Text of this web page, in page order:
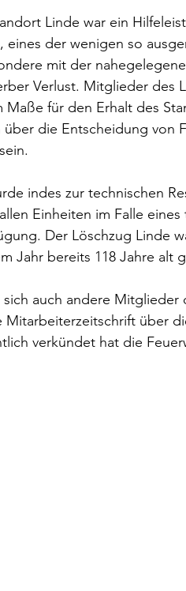
Linde war ein
eines der wenigen so
mit der
Verlust. Mitglieder des
Maße für den Erhalt des
die Entscheidung von
indes zur technischen
Einheiten im Falle
Der Löschzug Linde
Jahr bereits 118 Jahre alt
auch andere
Mitarbeiterzeitschrift über
verkündet hat die